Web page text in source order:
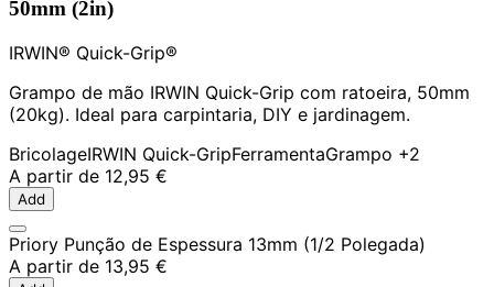
50mm (2in)
IRWIN® Quick-Grip®
Grampo de mão IRWIN Quick-Grip com ratoeira, 50mm
(20kg). Ideal para carpintaria, DIY e jardinagem.
BricolageIRWIN Quick-GripFerramentaGrampo +2
A partir de 12,95 €
Add
Priory Punção de Espessura 13mm (1/2 Polegada)
A partir de 13,95 €